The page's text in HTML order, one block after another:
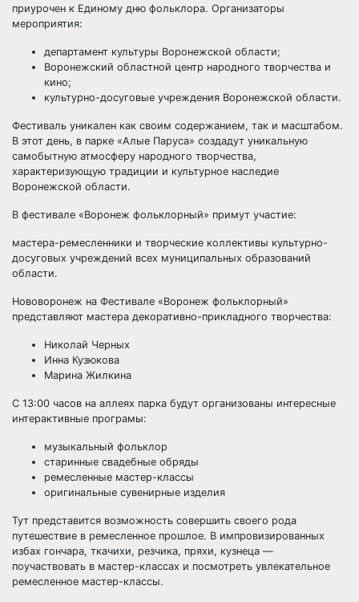
приурочен к Единому дню фольклора. Организаторы
мероприятия:
департамент культуры Воронежской области;
Воронежский областной центр народного творчества и
кино;
культурно-досуговые учреждения Воронежской области.
Фестиваль уникален как своим содержанием, так и масштабом.
В этот день, в парке «Алые Паруса» создадут уникальную
самобытную атмосферу народного творчества,
характеризующую традиции и культурное наследие
Воронежской области.
В фестивале «Воронеж фольклорный» примут участие:
мастера-ремесленники и творческие коллективы культурно-
досуговых учреждений всех муниципальных образований
области.
Нововоронеж на Фестивале «Воронеж фольклорный»
представляют мастера декоративно-прикладного творчества:
Николай Черных
Инна Кузюкова
Марина Жилкина
С 13:00 часов на аллеях парка будут организованы интересные
интерактивные програмы:
музыкальный фольклор
старинные свадебные обряды
ремесленные мастер-классы
оригинальные сувенирные изделия
Тут представится возможность совершить своего рода
путешествие в ремесленное прошлое. В импровизированных
избах гончара, ткачихи, резчика, пряхи, кузнеца —
поучаствовать в мастер-классах и посмотреть увлекательное
ремесленное мастер-классы.